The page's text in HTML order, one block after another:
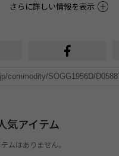
さらに詳しい情報を表示
気アイテム
ムはありません。